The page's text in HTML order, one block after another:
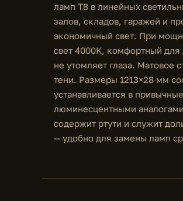
ламп Т8 в линейных
залов, складов, гаражей и
экономичный свет. При
свет 4000K, комфортный для
не утомляет глаза. Матовое
тени. Размеры 1213×28 мм
устанавливается в
люминесцентными
содержит ртути и служит
— удобно для замены ламп